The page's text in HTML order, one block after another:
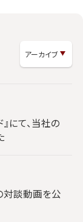
にて、当社の
対談動画を公